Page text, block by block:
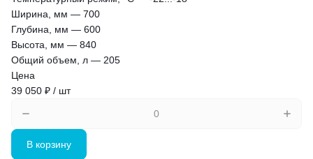
Ширина, мм — 700
Глубина, мм — 600
Высота, мм — 840
Общий объем, л — 205
Цена
39 050 ₽ / шт
В корзину